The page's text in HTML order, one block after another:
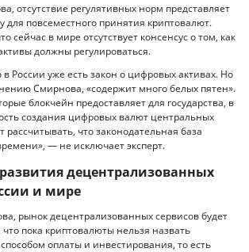
отсутствие регулятивных норм представляет
для повсеместного принятия криптовалют.
сейчас в мире отсутствует консенсус о том, как
должны регулироваться.
России уже есть закон о цифровых активах. Но
Смирнова, «содержит много белых пятен».
блокчейн предоставляет для государства, в
создания цифровых валют центральных
рассчитывать, что законодательная база
— не исключает эксперт.
децентрализованных
и мире
рынок децентрализованных сервисов будет
пока криптовалюты нельзя назвать
оплаты и инвестирования, то есть